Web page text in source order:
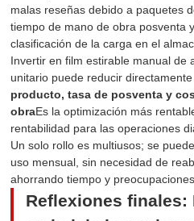
malas reseñas debido a paquetes
tiempo de mano de obra posventa
clasificación de la carga en el
Invertir en film estirable manual de
unitario puede reducir
producto, tasa de posventa y
obraEs la optimización más
rentabilidad para las operaciones
Un solo rollo es multiusos; se
uso mensual, sin necesidad de
ahorrando tiempo y preocupaciones.
Reflexiones finales: